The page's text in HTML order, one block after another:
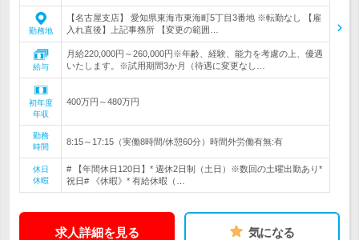
勤務地
【名古屋支店】 愛知県東海市東海町5丁目3番地 ※転勤なし 【雇
入れ直後】上記事務所 【変更の範囲…
給与
月給220,000円～260,000円※年齢、経験、能力を考慮の上、優遇
いたします。※試用期間3か月（待遇に変更なし…
初年度
年収
400万円～480万円
勤務
時間
8:15～17:15（実働8時間/休憩60分）時間外労働有無:有
休日
休暇
# 【年間休日120日】* 週休2日制（土日）※数回の土曜出勤あり*
祝日# 《休暇》* 有給休暇（…
求人詳細を見る 気になる